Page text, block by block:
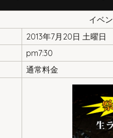
イベ
2013年7月20日 土曜日
pm7:30
通常料金